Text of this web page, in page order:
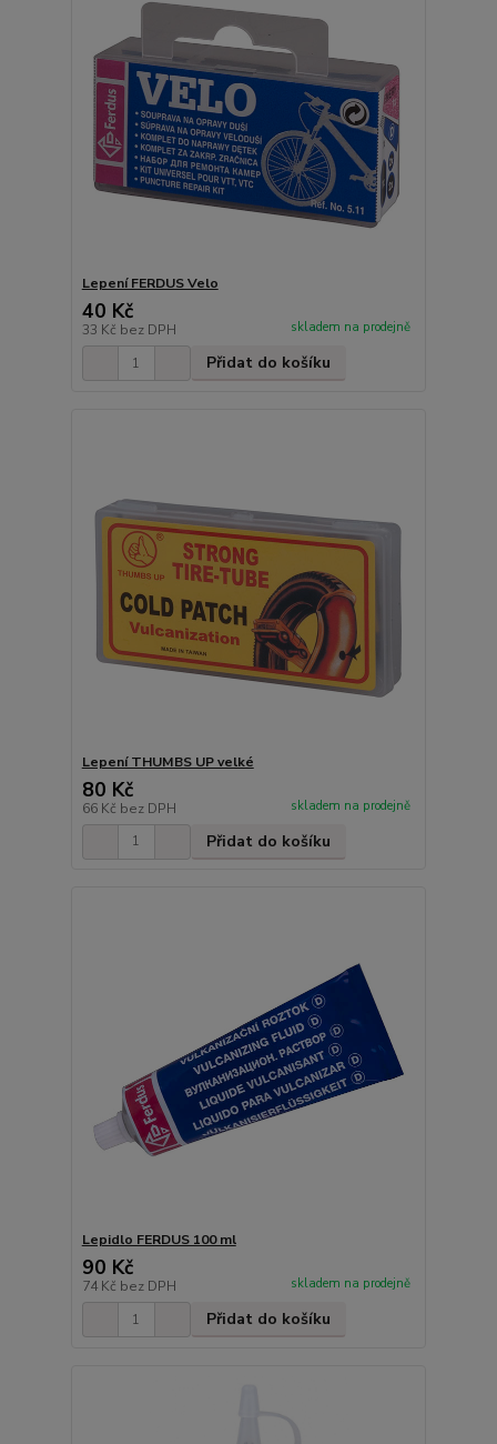
Lepení FERDUS Velo
40 Kč
33 Kč bez DPH skladem na prodejně
Přidat do košíku
Lepení THUMBS UP velké
80 Kč
66 Kč bez DPH skladem na prodejně
Přidat do košíku
Lepidlo FERDUS 100 ml
90 Kč
74 Kč bez DPH skladem na prodejně
Přidat do košíku